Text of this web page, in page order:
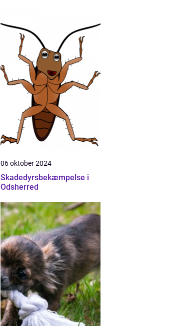
06 oktober 2024
Skadedyrsbekæmpelse i
Odsherred